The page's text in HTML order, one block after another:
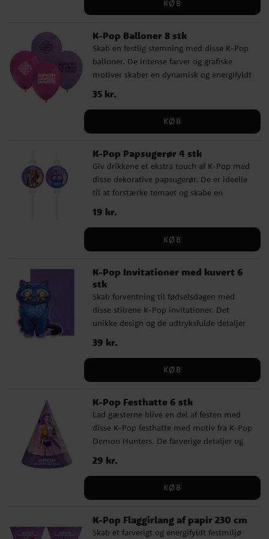
placere præcis, hvor du vil have den.
med luft eller helium. Pakken indeholder
ballonvægt, snor (ca. 1,5 m) og sugerør. ✔️
Kan fyldes med luft eller helium ✔️
Inkluderer ballonvægt, snor og sugerør
KØB
K-Pop Balloner 8 stk
Skab en festlig stemning med disse K-Pop
balloner. De intense farver og grafiske
motiver skaber en dynamisk og energifyldt
atmosfære, der passer godt til en
fødselsdag med K-Pop-tema. Ballonerne
pustet op, og kan fyldes med luft og
anbefaler vi, at du bruger en ballonpumpe.
Pris:35 kr.
35 kr.
KØB
K-Pop Papsugerør 4 stk
Giv drikkene et ekstra touch af K-Pop med
disse dekorative papsugerør. De er ideelle
til at forstærke temaet og skabe en
gennemført stemning i borddækningen.
Sugerørene er ca. 21 cm lange og
Pris:19 kr.
19 kr.
KØB
K-Pop Invitationer med kuvert 6
stk
Skab forventning til fødselsdagen med
disse stilrene K-Pop invitationer. Det
unikke design og de udtryksfulde detaljer
temaet, allerede inden fødselsdagen
pakken indeholder også 6 lilla kuverter.
Pris:39 kr.
39 kr.
KØB
K-Pop Festhatte 6 stk
Lad gæsterne blive en del af festen med
disse K-Pop festhatte med motiv fra K-Pop
Demon Hunters. De farverige detaljer og
det trendy design giver fødselsdagen en
legende og energifyldt stemning, der
Hattene er ca. 19 cm høje og holdes på
Pris:29 kr.
29 kr.
KØB
K-Pop Flaggirlang af papir 230 cm
Skab et farverigt og energifyldt festmiljø